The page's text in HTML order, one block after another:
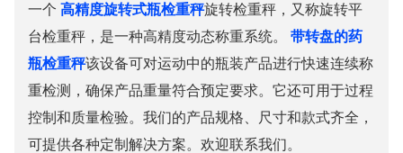
一个 高精度旋转式瓶检重秤旋转检重秤，又称旋转平
台检重秤，是一种高精度动态称重系统。 带转盘的药
瓶检重秤该设备可对运动中的瓶装产品进行快速连续称
重检测，确保产品重量符合预定要求。它还可用于过程
控制和质量检验。我们的产品规格、尺寸和款式齐全，
可提供各种定制解决方案。欢迎联系我们。